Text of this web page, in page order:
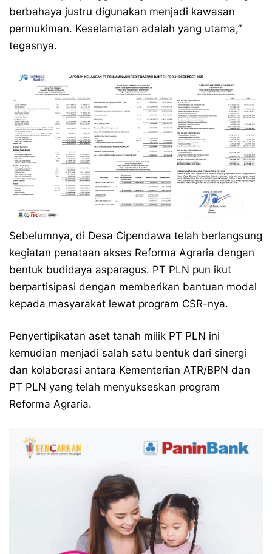
berbahaya justru digunakan menjadi kawasan
permukiman. Keselamatan adalah yang utama,”
tegasnya.
Sebelumnya, di Desa Cipendawa telah berlangsung
kegiatan penataan akses Reforma Agraria dengan
bentuk budidaya asparagus. PT PLN pun ikut
berpartisipasi dengan memberikan bantuan modal
kepada masyarakat lewat program CSR-nya.
Penyertipikatan aset tanah milik PT PLN ini
kemudian menjadi salah satu bentuk dari sinergi
dan kolaborasi antara Kementerian ATR/BPN dan
PT PLN yang telah menyukseskan program
Reforma Agraria.